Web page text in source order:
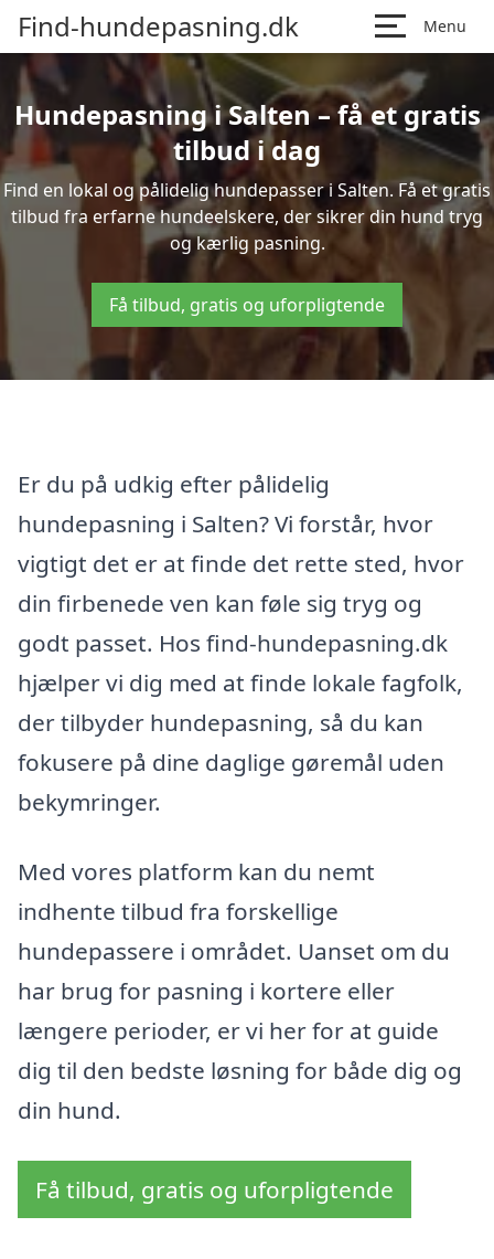
Find-hundepasning.dk Menu
Hundepasning i Salten – få et gratis
tilbud i dag
Find en lokal og pålidelig hundepasser i Salten. Få et gratis
tilbud fra erfarne hundeelskere, der sikrer din hund tryg
og kærlig pasning.
Få tilbud, gratis og uforpligtende
Er du på udkig efter pålidelig
hundepasning i Salten? Vi forstår, hvor
vigtigt det er at finde det rette sted, hvor
din firbenede ven kan føle sig tryg og
godt passet. Hos find-hundepasning.dk
hjælper vi dig med at finde lokale fagfolk,
der tilbyder hundepasning, så du kan
fokusere på dine daglige gøremål uden
bekymringer.
Med vores platform kan du nemt
indhente tilbud fra forskellige
hundepassere i området. Uanset om du
har brug for pasning i kortere eller
længere perioder, er vi her for at guide
dig til den bedste løsning for både dig og
din hund.
Få tilbud, gratis og uforpligtende